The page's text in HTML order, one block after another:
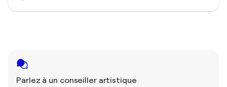
Parlez à un conseiller artistique